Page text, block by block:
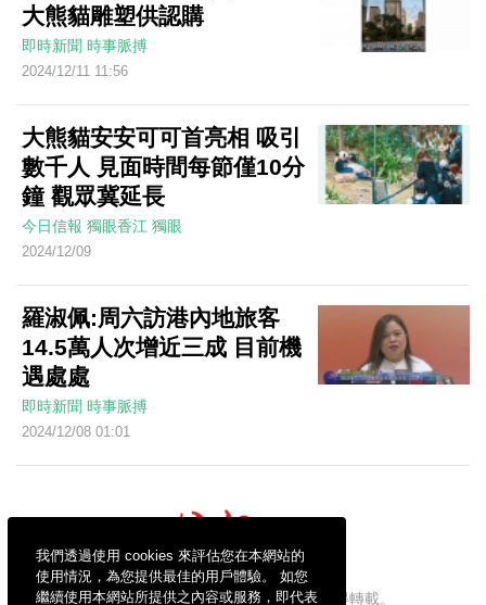
我們透過使用 cookies 來評估您在本網站的
使用情況，為您提供最佳的用戶體驗。 如您
繼續使用本網站所提供之內容或服務，即代表
大熊貓雕塑供認購
即時新聞 時事脈搏
2024/12/11 11:56
大熊貓安安可可首亮相 吸引
數千人 見面時間每節僅10分
鐘 觀眾冀延長
今日信報 獨眼香江 獨眼
2024/12/09
羅淑佩:周六訪港內地旅客
14.5萬人次增近三成 目前機
遇處處
即時新聞 時事脈搏
2024/12/08 01:01
信報財經新聞有限公司版權所有，不得轉載。